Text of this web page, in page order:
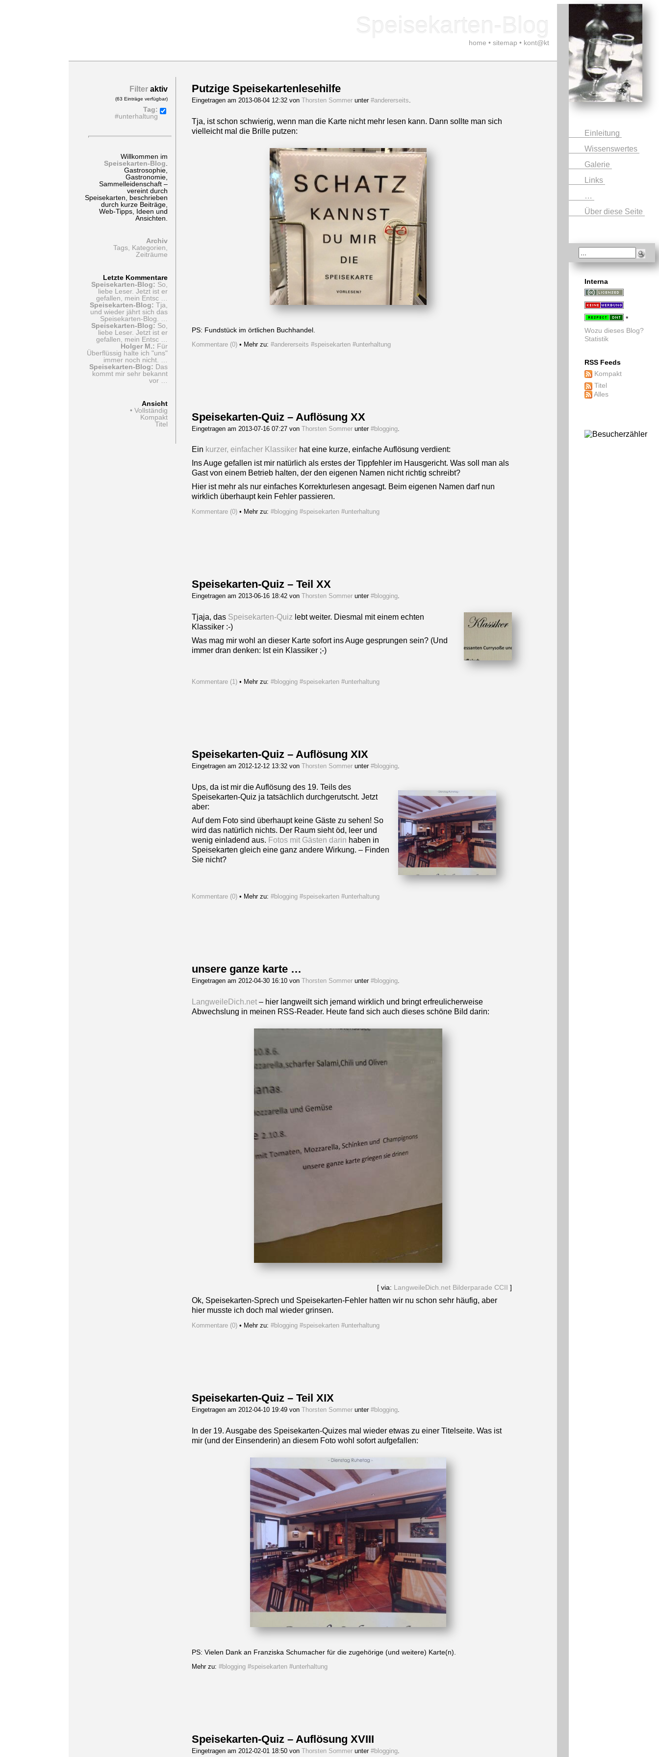
Einleitung
Wissenswertes
Galerie
Links
…
Über diese Seite
Interna
*
Wozu dieses Blog?
Statistik
RSS Feeds
Kompakt
Titel
Alles
Speisekarten-Blog
home • sitemap • kont@kt
Filter aktiv
(63 Einträge verfügbar)
Tag:
#unterhaltung
Willkommen im
Speisekarten-Blog
Gastrosophie,
Gastronomie,
Sammelleidenschaft –
vereint durch
Speisekarten, beschrieben
durch kurze Beiträge,
Web-Tipps, Ideen und
Ansichten.
Archiv
Tags, Kategorien,
Zeiträume
Letzte Kommentare
Speisekarten-Blog: So,
liebe Leser. Jetzt ist er
gefallen, mein Entsc …
Speisekarten-Blog: Tja,
und wieder jährt sich das
Speisekarten-Blog. …
Speisekarten-Blog: So,
liebe Leser. Jetzt ist er
gefallen, mein Entsc …
Holger M.: Für
Überflüssig halte ich "uns"
immer noch nicht. …
Speisekarten-Blog: Das
kommt mir sehr bekannt
vor …
Ansicht
• Vollständig
Kompakt
Titel
Putzige Speisekartenlesehilfe
Eingetragen am 2013-08-04 12:32 vonThorsten Sommer unter#andererseits.
Tja, ist schon schwierig, wenn man die Karte nicht mehr lesen kann. Dann sollte man sich
vielleicht mal die Brille putzen:
PS: Fundstück im örtlichen Buchhandel.
Kommentare (0)• Mehr zu:#andererseits #speisekarten #unterhaltung
Speisekarten-Quiz – Auflösung XX
Eingetragen am 2013-07-16 07:27 vonThorsten Sommer unter#blogging
Ein kurzer, einfacher Klassiker hat eine kurze, einfache Auflösung verdient:
Ins Auge gefallen ist mir natürlich als erstes der Tippfehler im Hausgericht. Was soll man als
Gast von einem Betrieb halten, der den eigenen Namen nicht richtig schreibt?
Hier ist mehr als nur einfaches Korrekturlesen angesagt. Beim eigenen Namen darf nun
wirklich überhaupt kein Fehler passieren.
Kommentare (0)• Mehr zu:#blogging #speisekarten #unterhaltung
Speisekarten-Quiz – Teil XX
Eingetragen am 2013-06-16 18:42 vonThorsten Sommer unter#blogging.
Tjaja, das Speisekarten-Quiz lebt weiter. Diesmal mit einem echten
Klassiker :-)
Was mag mir wohl an dieser Karte sofort ins Auge gesprungen sein? (Und
immer dran denken: Ist ein Klassiker ;-)
Kommentare (1)• Mehr zu:#blogging #speisekarten #unterhaltung
Speisekarten-Quiz – Auflösung XIX
Eingetragen am 2012-12-12 13:32 vonThorsten Sommer unter#blogging.
Ups, da ist mir die Auflösung des 19. Teils des
Speisekarten-Quiz ja tatsächlich durchgerutscht. Jetzt
aber:
Auf dem Foto sind überhaupt keine Gäste zu sehen! So
wird das natürlich nichts. Der Raum sieht öd, leer und
wenig einladend aus. Fotos mit Gästen darin haben in
Speisekarten gleich eine ganz andere Wirkung. – Finden
Sie nicht?
Kommentare (0)• Mehr zu:#blogging #speisekarten #unterhaltung
unsere ganze karte …
Eingetragen am 2012-04-30 16:10 vonThorsten Sommer unter#blogging.
LangweileDich.net – hier langweilt sich jemand wirklich und bringt erfreulicherweise
Abwechslung in meinen RSS-Reader. Heute fand sich auch dieses schöne Bild darin:
[ via: LangweileDich.net Bilderparade CCII ]
Ok, Speisekarten-Sprech und Speisekarten-Fehler hatten wir nu schon sehr häufig, aber
hier musste ich doch mal wieder grinsen.
Kommentare (0)• Mehr zu:#blogging #speisekarten #unterhaltung
Speisekarten-Quiz – Teil XIX
Eingetragen am 2012-04-10 19:49 vonThorsten Sommer unter#blogging.
In der 19. Ausgabe des Speisekarten-Quizes mal wieder etwas zu einer Titelseite. Was ist
mir (und der Einsenderin) an diesem Foto wohl sofort aufgefallen:
PS: Vielen Dank an Franziska Schumacher für die zugehörige (und weitere) Karte(n).
Mehr zu:#blogging #speisekarten #unterhaltung
Speisekarten-Quiz – Auflösung XVIII
Eingetragen am 2012-02-01 18:50 vonThorsten Sommer unter#blogging.